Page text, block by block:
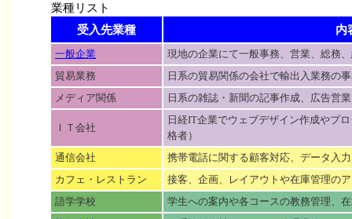
業種リスト
受入先業種
内
一般企業
現地の企業にて一般事務、営業、総務
貿易業務
日系の貿易関係の会社で輸出入業務の
メディア関係
日系の雑誌・新聞の記事作成、広告営
ＩＴ会社
日経IT企業でウェブデザイン作成やプ
格者）
通信会社
携帯電話に関する顧客対応、データ入
カフェ・レストラン
接客、企画、レイアウトや在庫管理の
語学学校
学生への案内や各コースの教務管理、